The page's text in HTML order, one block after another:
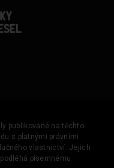
publikované na těchto
s platnými právními
vlastnictví. Jejich
písemnému